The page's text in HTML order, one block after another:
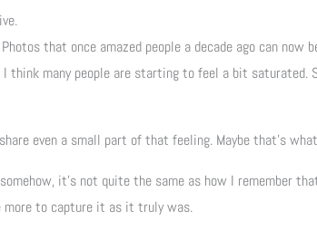
that once amazed people a decade ago can now
think many people are starting to feel a bit
even a small part of that feeling. Maybe that’s what
it’s not quite the same as how I remember
more to capture it as it truly was.